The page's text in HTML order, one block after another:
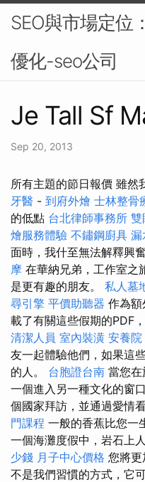
SEO與市場定位
優化-seo公司
Je Tall Sf
Sep 20, 2013
所有主題的節日報價 雖然
牙醫 - 到府外燴 士林整骨
的低點 台北律師事務所 雙
燴服務體驗 不鏽鋼廚具 漏
面時，我什至無法解釋興
摩 在華納兄弟，工作室之
是更有趣的朋友。 私人墓
尋引擎 平價助聽器 作為
載了有關這些假期的PDF
清潔人員 室內裝潢 安養院
友一起體驗他們，如果這
的人。 台胞證台南 當您
一個進入另一種文化的窗
個國家拜訪，並通過愛情
門課程 一般的香蕉比您一
一個海灘度假中，岩石上
少錢 月子中心價格 您將
不是我們習慣的方式，它